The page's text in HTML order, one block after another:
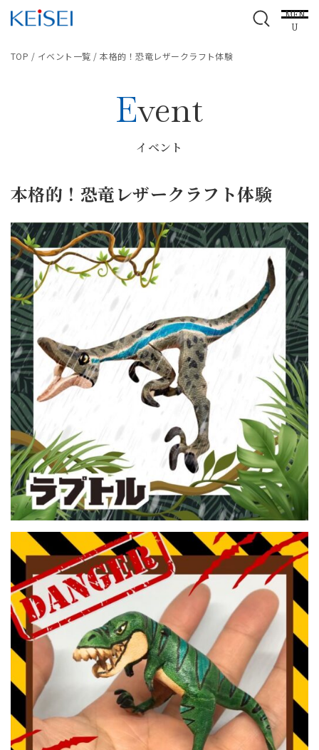
MEN
U
TOP / イベント一覧 /本格的！恐竜レザークラフト体験
Event
イベント
本格的！恐竜レザークラフト体験